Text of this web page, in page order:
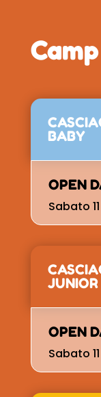
BABY
OPEN
Sabato
JUNIOR
OPEN
Sabato